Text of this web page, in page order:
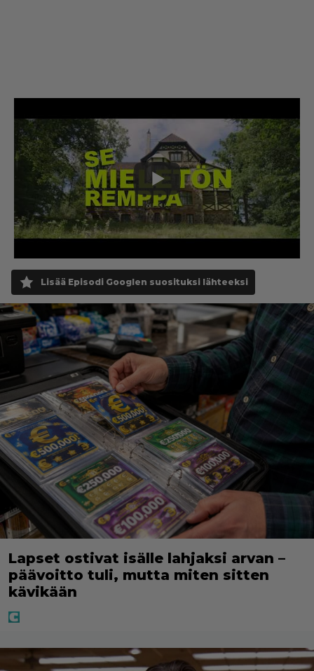
Lisää Episodi Googlen suosituksi lähteeksi
Lapset ostivat isälle lahjaksi arvan –
päävoitto tuli, mutta miten sitten
kävikään